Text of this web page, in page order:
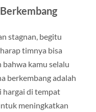
stagnan, begitu
timnya bisa
kamu selalu
berkembang adalah
hargai di tempat
meningkatkan